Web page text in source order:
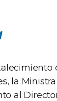
la
al